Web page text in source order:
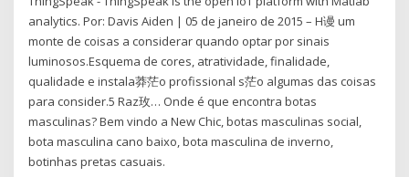
analytics. Por: Davis Aiden | 05 de janeiro de 2015 – H谩 um
monte de coisas a considerar quando optar por sinais
luminosos.Esquema de cores, atratividade, finalidade,
qualidade e instala莽茫o profissional s茫o algumas das coisas
para consider.5 Raz玫… Onde é que encontra botas
masculinas? Bem vindo a New Chic, botas masculinas social,
bota masculina cano baixo, bota masculina de inverno,
botinhas pretas casuais.